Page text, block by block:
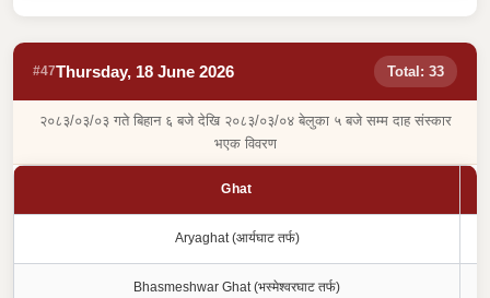
#47Thursday, 18 June 2026 Total: 33
२०८३/०३/०३ गते बिहान ६ बजे देखि २०८३/०३/०४ बेलुका ५ बजे सम्म दाह संस्कार
भएक विवरण
Ghat
Aryaghat (आर्यघाट तर्फ)
Bhasmeshwar Ghat (भस्मेश्वरघाट तर्फ)